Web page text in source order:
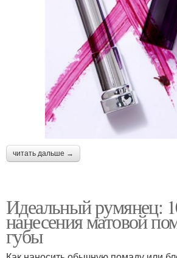
читать дальше →
Идеальный румянец:
нанесения матовой
губы